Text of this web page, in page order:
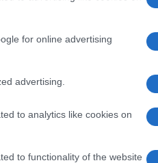
for online advertising
advertising.
to analytics like cookies on
to functionality of the website